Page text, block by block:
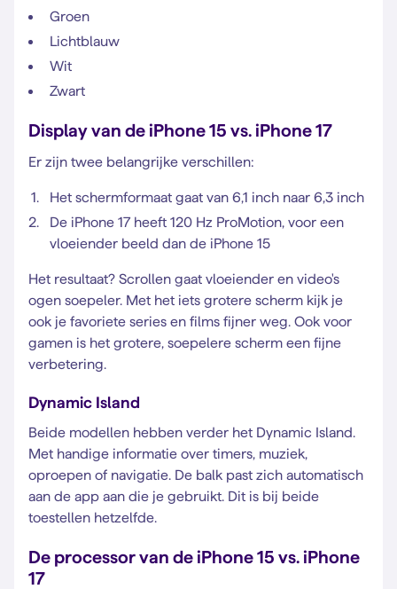
Groen
Lichtblauw
Wit
Zwart
Display van de iPhone 15 vs. iPhone 17
Er zijn twee belangrijke verschillen:
Het schermformaat gaat van 6,1 inch naar 6,3 inch
De iPhone 17 heeft 120 Hz ProMotion, voor een
vloeiender beeld dan de iPhone 15
Het resultaat? Scrollen gaat vloeiender en video's
ogen soepeler. Met het iets grotere scherm kijk je
ook je favoriete series en films fijner weg. Ook voor
gamen is het grotere, soepelere scherm een fijne
verbetering.
Dynamic Island
Beide modellen hebben verder het Dynamic Island.
Met handige informatie over timers, muziek,
oproepen of navigatie. De balk past zich automatisch
aan de app aan die je gebruikt. Dit is bij beide
toestellen hetzelfde.
De processor van de iPhone 15 vs. iPhone
17